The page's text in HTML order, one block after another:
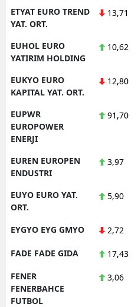
ETYAT EURO TREND
YAT. ORT.
13,71
EUHOL EURO
YATIRIM HOLDING
10,62
EUKYO EURO
KAPITAL YAT. ORT.
12,80
EUPWR
EUROPOWER
ENERJI
91,70
EUREN EUROPEN
ENDUSTRI
3,97
EUYO EURO YAT.
ORT.
5,90
EYGYO EYG GMYO 2,72
FADE FADE GIDA 17,43
FENER
FENERBAHCE
FUTBOL
3,06